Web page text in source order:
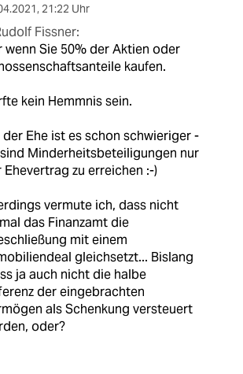
, 21:22 Uhr
Fissner:
wenn Sie 50% der Aktien oder
kaufen.
kein Hemmnis sein.
der Ehe ist es schon schwieriger -
Minderheitsbeteiligungen nur
Ehevertrag zu erreichen :-)
vermute ich, dass nicht
das Finanzamt die
mit einem
gleichsetzt... Bislang
ja auch nicht die halbe
der eingebrachten
als Schenkung versteuert
oder?